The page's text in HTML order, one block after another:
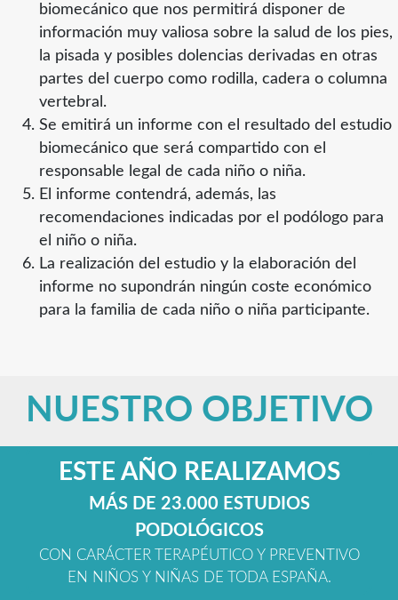
biomecánico que nos permitirá disponer de
información muy valiosa sobre la salud de los pies,
la pisada y posibles dolencias derivadas en otras
partes del cuerpo como rodilla, cadera o columna
vertebral.
Se emitirá un informe con el resultado del estudio
biomecánico que será compartido con el
responsable legal de cada niño o niña.
El informe contendrá, además, las
recomendaciones indicadas por el podólogo para
el niño o niña.
La realización del estudio y la elaboración del
informe no supondrán ningún coste económico
para la familia de cada niño o niña participante.
NUESTRO OBJETIVO
ESTE AÑO REALIZAMOS
MÁS DE 23.000 ESTUDIOS
PODOLÓGICOS
CON CARÁCTER TERAPÉUTICO Y PREVENTIVO
EN NIÑOS Y NIÑAS DE TODA ESPAÑA.